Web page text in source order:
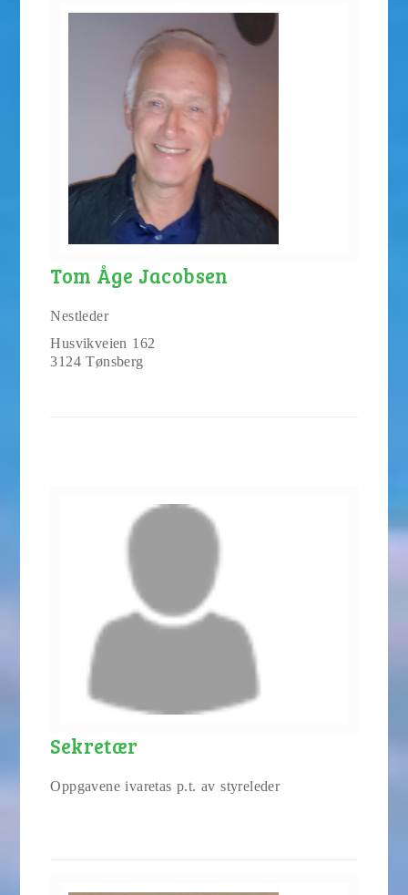
Tom Åge Jacobsen
Nestleder
Husvikveien 162
3124 Tønsberg
Sekretær
Oppgavene ivaretas p.t. av styreleder